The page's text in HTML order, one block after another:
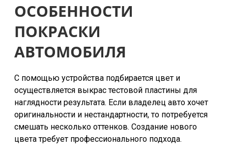
ОСОБЕННОСТИ
ПОКРАСКИ
АВТОМОБИЛЯ
С помощью устройства подбирается цвет и
осуществляется выкрас тестовой пластины для
наглядности результата. Если владелец авто хочет
оригинальности и нестандартности, то потребуется
смешать несколько оттенков. Создание нового
цвета требует профессионального подхода.